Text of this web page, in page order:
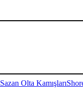
Sazan Olta Kamışları